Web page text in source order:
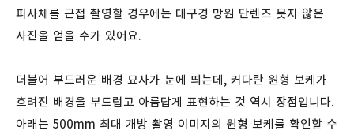
피사체를 근접 촬영할 경우에는 대구경 망원 단렌즈 못지 않은
사진을 얻을 수가 있어요.
더불어 부드러운 배경 묘사가 눈에 띄는데, 커다란 원형 보케가
흐려진 배경을 부드럽고 아름답게 표현하는 것 역시 장점입니다.
아래는 500mm 최대 개방 촬영 이미지의 원형 보케를 확인할 수